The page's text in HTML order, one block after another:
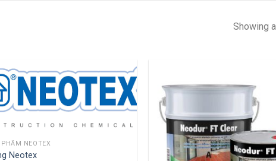
Showing
THÊM VÀO GIỎ HÀNG
PHẨM NEOTEX
Neotex